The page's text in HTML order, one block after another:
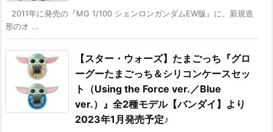
2011年に発売の『MG 1/100 シェンロンガンダムEW版』に、新規造
形のオ ...
【スター・ウォーズ】たまごっち『グロ
ーグーたまごっち＆シリコンケースセッ
ト（Using the Force ver.／Blue
ver.）』全2種モデル【バンダイ】より
2023年1月発売予定♪